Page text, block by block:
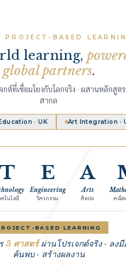
PROJECT-BASED
learning,
global partners.
กต์ที่เชื่อมโยงกับโลกจริง · ผสานหลักสูต
สากล
· UK Art Integration ·
T
คโนโลยี
E
Engineering
วิศวกรรม
A
Arts
ศิลปะ คณิต
BASED LEARNING
5 ศาสตร์ผ่านโปรเจกต์จริง · ลงมื
ค้นพบ · สร้างผลงาน